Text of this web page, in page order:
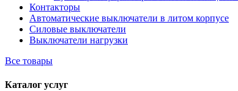
Контакторы
Автоматические выключатели в литом корпусе
Силовые выключатели
Выключатели нагрузки
Все товары
Каталог услуг